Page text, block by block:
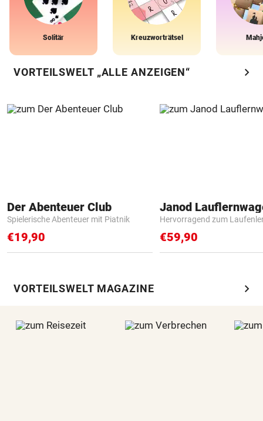
Solitär Kreuzworträtsel
VORTEILSWELT „ALLE ANZEIGEN“ chevron_right
Der Abenteuer Club
Spielerische Abenteuer mit Piatnik
€19,90
Janod
Hervorragend zum
€59,90
VORTEILSWELT MAGAZINE chevron_right